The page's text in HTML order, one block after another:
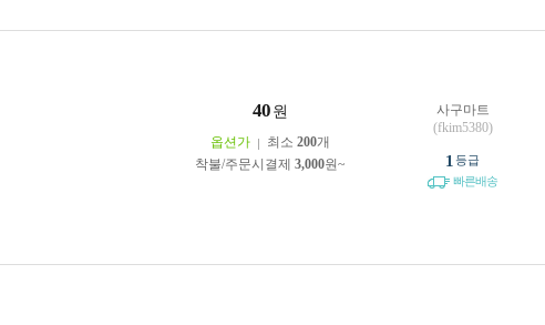
40 원
옵션가 최소 200개
착불/주문시결제 3,000원~
사구마트
(fkim5380)
1 등급
빠른배송